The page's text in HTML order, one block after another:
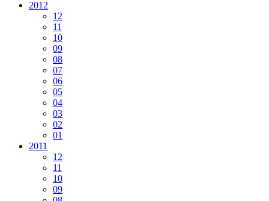
2012
12
11
10
09
08
07
06
05
04
03
02
01
2011
12
11
10
09